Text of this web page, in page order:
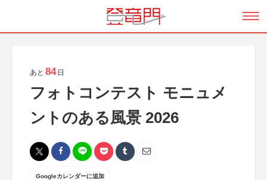
あと 84 日
フォトコンテスト モニュメ
ントのある風景 2026
Googleカレンダーに追加